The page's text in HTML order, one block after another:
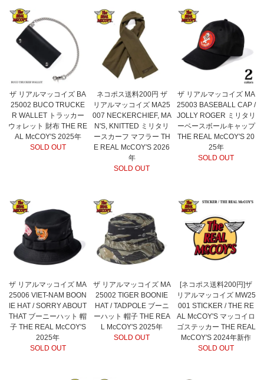
ザ リアルマッコイズ BA
25002 BUCO TRUCKE
R WALLET トラッカー
ウォレット 財布 THE RE
AL McCOY'S 2025年
SOLD OUT
ネコポス送料200円 ザ
リアルマッコイズ MA25
007 NECKERCHIEF, MA
N'S, KNITTED ミリタリ
ースカーフ マフラー TH
E REAL McCOY'S 2026
年
SOLD OUT
ザ リアルマッコイズ MA
25003 BASEBALL CAP /
JOLLY ROGER ミリタリ
ーベースボールキャップ
THE REAL McCOY'S 20
25年
SOLD OUT
ザ リアルマッコイズ MA
25006 VIET-NAM BOON
IE HAT / SORRY ABOUT
THAT ブーニーハット 帽
子 THE REAL McCOY'S
2025年
SOLD OUT
ザ リアルマッコイズ MA
25002 TIGER BOONIE
HAT / TADPOLE ブーニ
ーハット 帽子 THE REA
L McCOY'S 2025年
SOLD OUT
[ネコポス送料200円]ザ
リアルマッコイズ MW25
001 STICKER / THE RE
AL McCOY'S マッコイロ
ゴステッカー THE REAL
McCOY'S 2024年新作
SOLD OUT